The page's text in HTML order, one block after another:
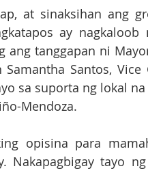
at sinaksihan ang
ay
ang tanggapan ni
Santos,
sa suporta ng lokal
Mendoza.
opisina para
Nakapagbigay tayo